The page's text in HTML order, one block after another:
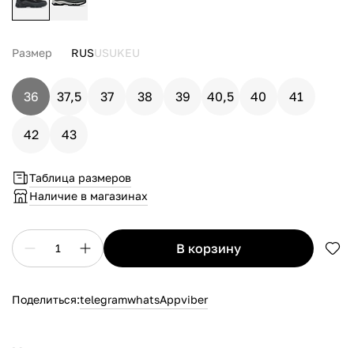
Размер RUSUSUKEU
36 37,5 37 38 39 40,5 40 41
42 43
Таблица размеров
Наличие в магазинах
1 в корзину
Поделиться:telegramwhatsAppviber